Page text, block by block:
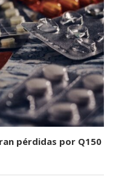
pérdidas por Q150